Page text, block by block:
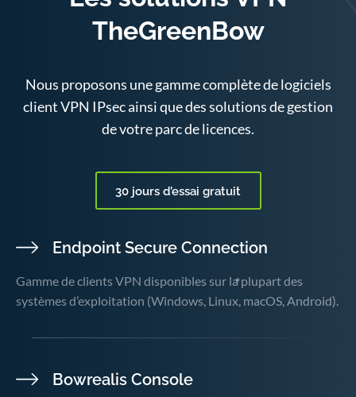
TheGreenBow
Nous proposons une gamme complète de logiciels
client VPN IPsec ainsi que des solutions de gestion
de votre parc de licences.
30 jours d’essai gratuit
Endpoint Secure Connection
Gamme de clients VPN disponibles sur la plupart des
systèmes d’exploitation (Windows, Linux, macOS, Android).
Bowrealis Console